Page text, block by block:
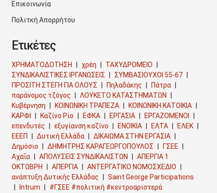
Επικοινωνία
Πολιτκή Απορρήτου
Ετικέτες
ΧΡΗΜΑΤΟΔΟΤΗΣΗ χρέη
ΤΑΧΥΔΡΟΜΕΙΟ
ΣΥΝΔΙΚΑΛΙΣΤΙΚΕΣ ΙΡΓΑΝΩΣΕΙΣ
ΣΥΜΒΑΣΙΟΥΧΟΙ 55-67
ΠΡΟΣΙΤΗ ΣΤΕΓΗ ΓΙΑ ΟΛΟΥΣ
Πηλαδάκης
Πάτρα
παράνομος τζόγος
ΛΟΥΚΕΤΟ ΚΑΤΑΣΤΗΜΑΤΩΝ
Κυβέρνηση
ΚΟΙΝΩΝΙΚΗ ΤΡΑΠΕΖΑ
ΚΟΙΝΩΝΙΚΗ ΚΑΤΟΙΚΙΑ
ΚΑΡΦΙ
Καζίνο Ρίο ΕΦΚΑ ΕΡΓΑΣΙΑ
ΕΡΓΑΖΟΜΕΝΟΙ
επενδυτές
εξυγίανση καζίνο ΕΝΟΙΚΙΑ ΕΛΤΑ
ΕΛΕΚ
ΕΕΕΠ
Δυτική Ελλάδα
ΔΙΚΑΙΩΜΑ ΣΤΗΝ ΕΡΓΑΣΙΑ
Δημόσιο
ΔΗΜΗΤΡΗΣ ΚΑΡΑΓΕΩΡΓΟΠΟΥΛΟΣ
ΓΣΕΕ
Αχαΐα
ΑΠΟΛΥΣΕΙΣ ΣΥΝΔΙΚΑΛΙΣΤΩΝ
ΑΠΕΡΓΙΑ 1
ΟΚΤΩΒΡΗ
ΑΠΕΡΓΙΑ
ΑΝΤΕΡΓΑΤΙΚΟ ΝΟΜΟΣΧΕΔΙΟ
ανάπτυξη Δυτικής Ελλάδας
Saint George Participations
Intrum
#ΓΣΕΕ #πολιτική #κεντροαριστερά